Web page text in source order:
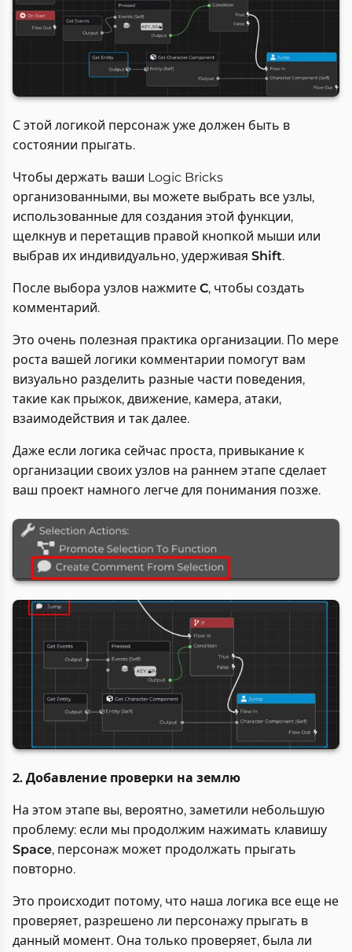
С этой логикой персонаж уже должен быть в
состоянии прыгать.
Чтобы держать ваши Logic Bricks
организованными, вы можете выбрать все узлы,
использованные для создания этой функции,
щелкнув и перетащив правой кнопкой мыши или
выбрав их индивидуально, удерживая Shift.
После выбора узлов нажмите C, чтобы создать
комментарий.
Это очень полезная практика организации. По мере
роста вашей логики комментарии помогут вам
визуально разделить разные части поведения,
такие как прыжок, движение, камера, атаки,
взаимодействия и так далее.
Даже если логика сейчас проста, привыкание к
организации своих узлов на раннем этапе сделает
ваш проект намного легче для понимания позже.
2. Добавление проверки на землю
На этом этапе вы, вероятно, заметили небольшую
проблему: если мы продолжим нажимать клавишу
Space, персонаж может продолжать прыгать
повторно.
Это происходит потому, что наша логика все еще не
проверяет, разрешено ли персонажу прыгать в
данный момент. Она только проверяет, была ли